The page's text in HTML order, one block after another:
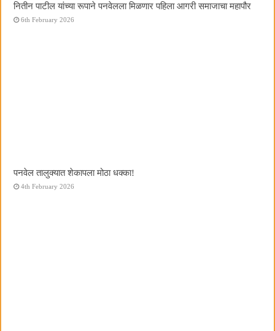
नितीन पाटील यांच्या रूपाने पनवेलला मिळणार पहिला आगरी समाजाचा महापौर
6th February 2026
पनवेल तालुक्यात शेकापला मोठा धक्का!
4th February 2026